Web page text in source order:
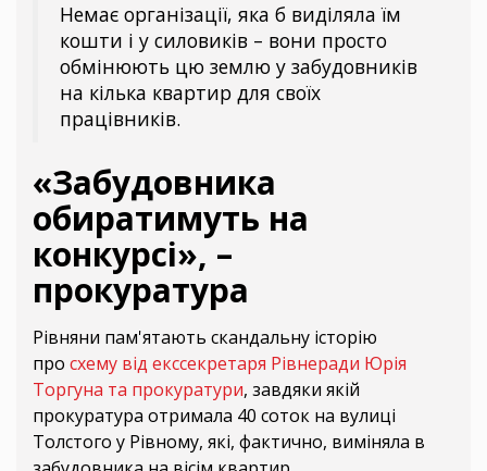
Немає організації, яка б виділяла їм
кошти і у силовиків – вони просто
обмінюють цю землю у забудовників
на кілька квартир для своїх
працівників.
«Забудовника
обиратимуть на
конкурсі», –
прокуратура
Рівняни пам'ятають скандальну історію
про схему від екссекретаря Рівнеради Юрія
Торгуна та прокуратури, завдяки якій
прокуратура отримала 40 соток на вулиці
Толстого у Рівному, які, фактично, виміняла в